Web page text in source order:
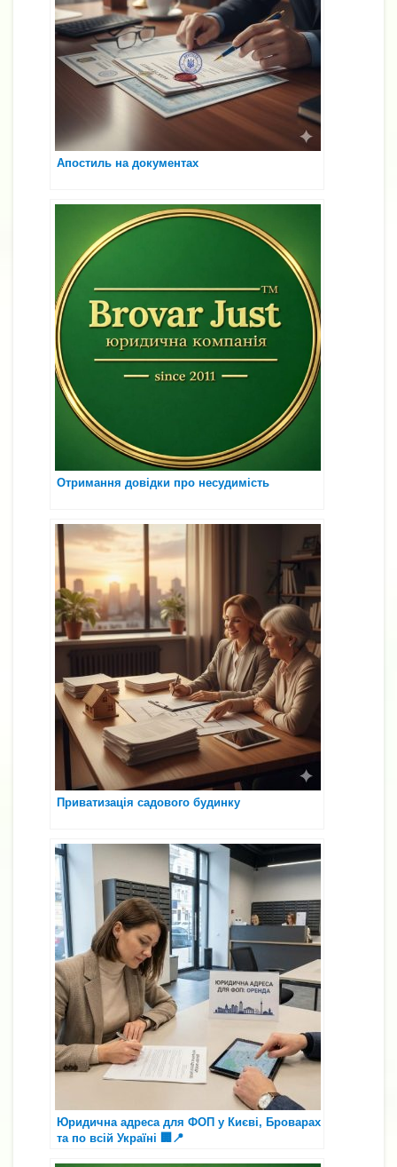
Апостиль на документах
Отримання довідки про несудимість
Приватизація садового будинку
Юридична адреса для ФОП у Києві, Броварах
та по всій Україні 🏢📍